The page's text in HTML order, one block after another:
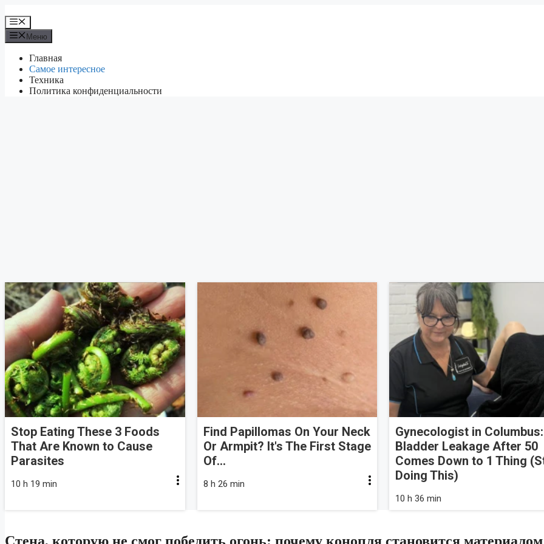
к
содержимому
Меню
Меню
Главная
Самое интересное
Техника
Политика конфиденциальности
Stop Eating These 3 Foods
That Are Known to Cause
Parasites
10 h 19 min
Find Papillomas On Your Neck
Or Armpit? It's The First Stage
Of...
8 h 26 min
Gynecologist in Columbus:
Bladder Leakage After 50
Comes Down to 1 Thing
Doing This)
10 h 36 min